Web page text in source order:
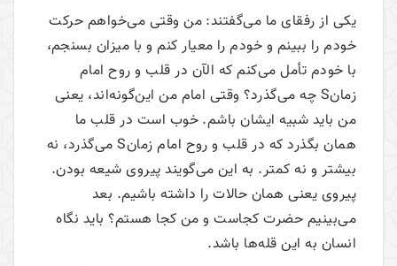
یکی از رفقای ما می‌گفتند: من وقتی می‌خواهم حرکت
خودم را ببینم و خودم را معیار کنم و با میزان بسنجم،
با خودم تأمل می‌کنم که الآن در قلب و روح امام
زمانS چه می‌گذرد؟ وقتی امام من این‌گونه‌اند، یعنی
من باید شبیه ایشان باشم. خوب است در قلب ما
همان بگذرد که در قلب و روح امام زمانS می‌گذرد، نه
بیشتر و نه کمتر. به این می‌گویند پیروی شیعه بودن.
پیروی یعنی همان حالات را داشته باشیم. بعد
می‌بینیم حضرت کجاست و من کجا هستم؟ باید نگاه
انسان به این قله‌ها باشد.